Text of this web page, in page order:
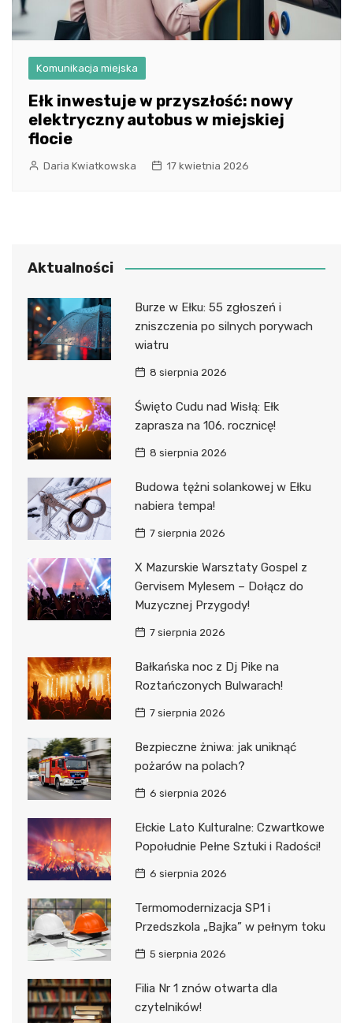
Komunikacja miejska
Ełk inwestuje w przyszłość: nowy
elektryczny autobus w miejskiej
flocie
Daria Kwiatkowska 17 kwietnia 2026
Aktualności
Burze w Ełku: 55 zgłoszeń i
zniszczenia po silnych porywach
wiatru
8 sierpnia 2026
Święto Cudu nad Wisłą: Ełk
zaprasza na 106. rocznicę!
8 sierpnia 2026
Budowa tężni solankowej w Ełku
nabiera tempa!
7 sierpnia 2026
X Mazurskie Warsztaty Gospel z
Gervisem Mylesem – Dołącz do
Muzycznej Przygody!
7 sierpnia 2026
Bałkańska noc z Dj Pike na
Roztańczonych Bulwarach!
7 sierpnia 2026
Bezpieczne żniwa: jak uniknąć
pożarów na polach?
6 sierpnia 2026
Ełckie Lato Kulturalne: Czwartkowe
Popołudnie Pełne Sztuki i Radości!
6 sierpnia 2026
Termomodernizacja SP1 i
Przedszkola „Bajka” w pełnym toku
5 sierpnia 2026
Filia Nr 1 znów otwarta dla
czytelników!